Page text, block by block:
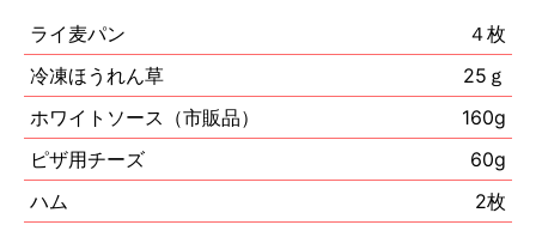
ライ麦パン
４枚
冷凍ほうれん草
25ｇ
ホワイトソース（市販品）
160g
ピザ用チーズ
60g
ハム
2枚